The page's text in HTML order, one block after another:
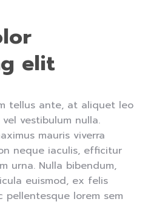
elit
tellus ante, at aliquet leo
vestibulum nulla.
mauris viverra
neque iaculis, efficitur
urna. Nulla bibendum,
euismod, ex felis
lorem sem